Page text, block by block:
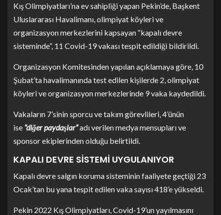
Kış Olimpiyatları’na ev sahipliği yapan Pekin’de, Başkent
Uluslararası Havalimanı, olimpiyat köyleri ve
organizasyon merkezlerini kapsayan “kapalı devre
sisteminde”, 11 Covid-19 vakası tespit edildiği bildirildi.
Organizasyon Komitesinden yapılan açıklamaya göre, 10
Şubat’ta havalimanında test edilen kişilerde 2, olimpiyat
köyleri ve organizasyon merkezlerinde 9 vaka kaydedildi.
Vakaların 7’sinin sporcu ve takım görevlileri, 4’ünün
ise “diğer paydaşlar”adı verilen medya mensupları ve
sponsor ekiplerinden olduğu belirtildi.
KAPALI DEVRE SİSTEMİ UYGULANIYOR
Kapalı devre salgın koruma sisteminin faaliyete geçtiği 23
Ocak’tan bu yana tespit edilen vaka sayısı 418’e yükseldi.
Pekin 2022 Kış Olimpiyatları, Covid-19’un yayılmasını